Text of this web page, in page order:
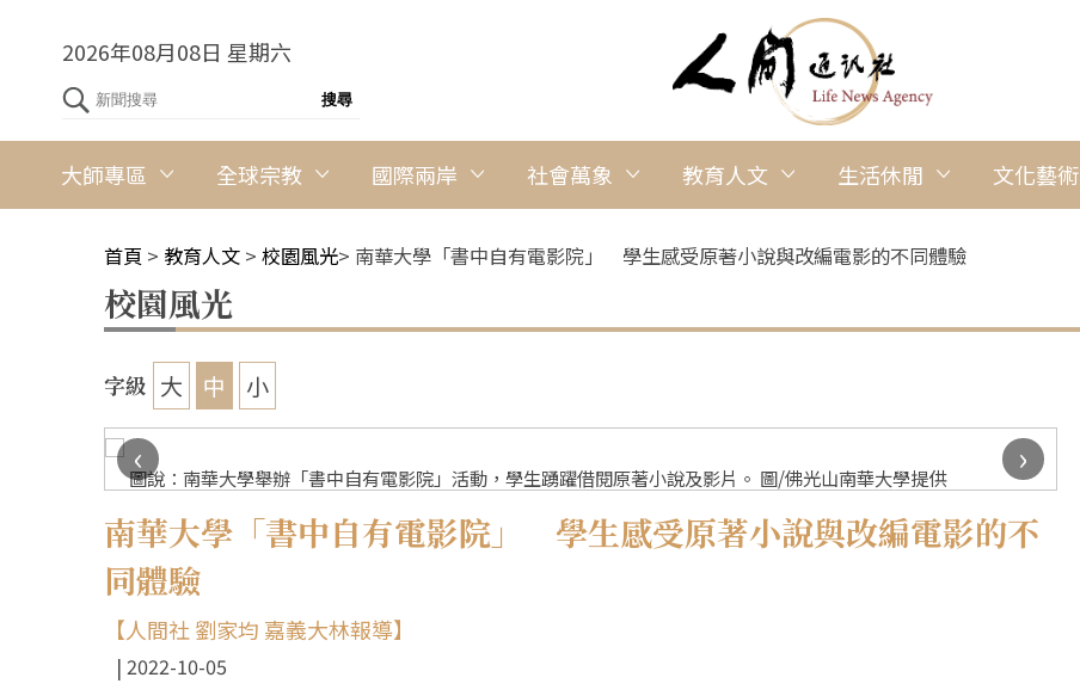
2026年08月08日 星期六
大師專區 全球宗教 國際兩岸 社會萬象 教育人文 生活休閒 文化藝術
首頁 > 教育人文 > 校園風光> 南華大學「書中自有電影院」 學生感受原著小說與改編電影的不同體驗
校園風光
字級 大 中 小
圖說：南華大學舉辦「書中自有電影院」活動，學生踴躍借閱原著小說及影片。 圖/佛光山南華大學提供
‹
›
南華大學「書中自有電影院」 學生感受原著小說與改編電影的不
同體驗
【人間社 劉家均 嘉義大林報導】
2022-10-05